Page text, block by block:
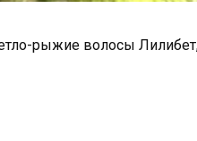
рыжие волосы